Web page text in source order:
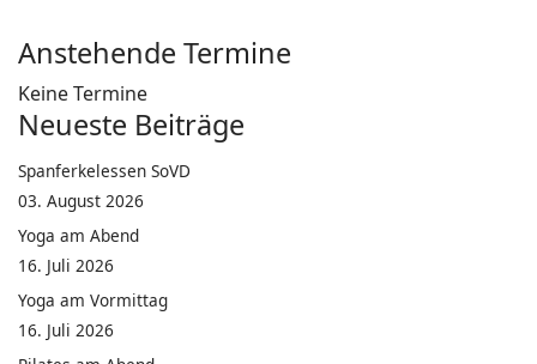
Anstehende Termine
Keine Termine
Neueste Beiträge
Spanferkelessen SoVD
03. August 2026
Yoga am Abend
16. Juli 2026
Yoga am Vormittag
16. Juli 2026